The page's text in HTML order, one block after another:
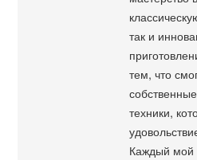
так и
тем, что
техники,
Каждый мой